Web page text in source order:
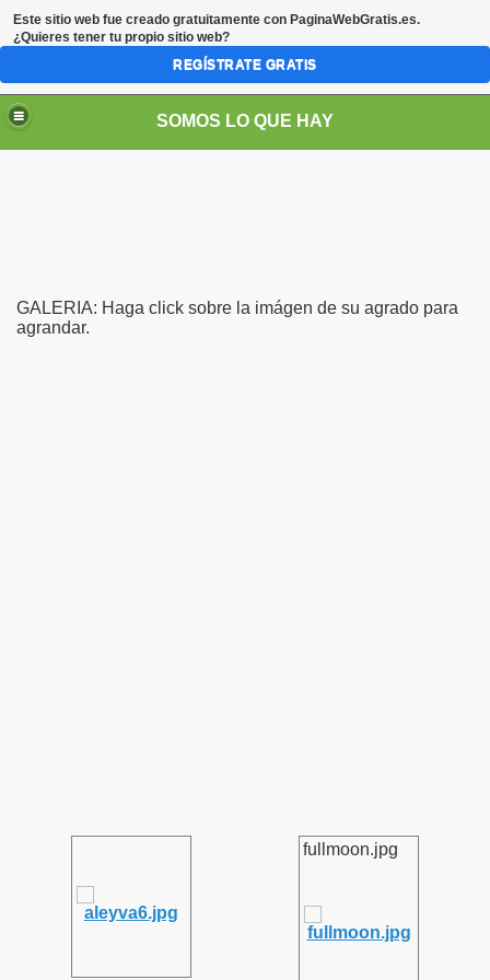
SOMOS LO QUE HAY
GALERIA: Haga click sobre la imágen de su agrado para
agrandar.
fullmoon.jpg
Este sitio web fue creado gratuitamente con PaginaWebGratis.es.
¿Quieres tener tu propio sitio web?
REGÍSTRATE GRATIS